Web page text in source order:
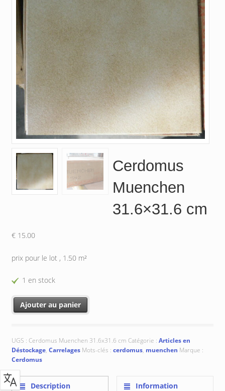
Cerdomus
Muenchen
31.6×31.6 cm
€15.00
prix pour le lot , 1.50 m²
1 en stock
quantité de Cerdomus Muenchen 31.6x31.6 cm
Ajouter au panier
UGS : Cerdomus Muenchen 31.6x31.6 cm Catégorie : Articles en
Déstockage, Carrelages Mots-clés : cerdomus, muenchen Marque :
Cerdomus
Description
Information